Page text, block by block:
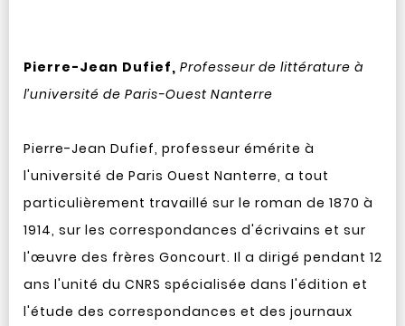
Pierre-Jean Dufief, Professeur de littérature à
l’université de Paris-Ouest Nanterre
Pierre-Jean Dufief, professeur émérite à
l'université de Paris Ouest Nanterre, a tout
particulièrement travaillé sur le roman de 1870 à
1914, sur les correspondances d'écrivains et sur
l'œuvre des frères Goncourt. Il a dirigé pendant 12
ans l'unité du CNRS spécialisée dans l'édition et
l'étude des correspondances et des journaux